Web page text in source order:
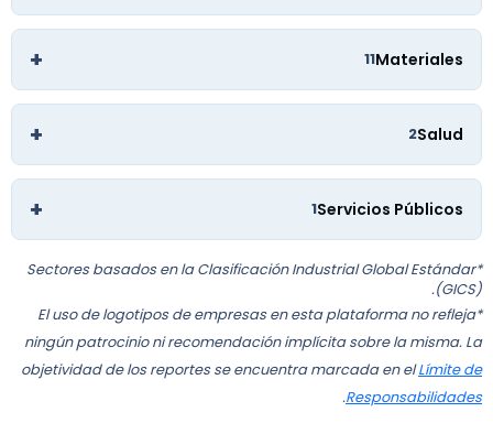
Materiales
11
+
Salud
2
+
Servicios Públicos
1
+
*Sectores basados en la Clasificación Industrial Global Estándar
(GICS).
*El uso de logotipos de empresas en esta plataforma no refleja
ningún patrocinio ni recomendación implícita sobre la misma. La
objetividad de los reportes se encuentra marcada en elLímite de
Responsabilidades
.